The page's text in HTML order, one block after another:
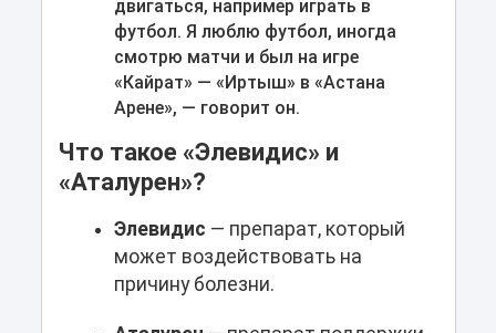
двигаться, например играть в
футбол. Я люблю футбол, иногда
смотрю матчи и был на игре
«Кайрат» — «Иртыш» в «Астана
Арене», — говорит он.
Что такое «Элевидис» и
«Аталурен»?
Элевидис — препарат, который
может воздействовать на
причину болезни.